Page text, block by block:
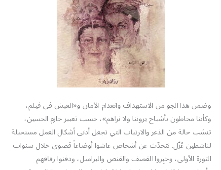
وضمن هذا الجو من الاستهداف وانعدام الأمان و«العيش في فيلم،
وكأننا محاطون بأشباح يروننا ولا نراهم»، حسب تعبير حازم الحسين،
تنشب حالة من الذعر والارتياب التي تجعل أدنى أشكال العمل مستحيلة
لناشطين عُزّل. نتحدّث عن أشخاص عاشوا أوضاعاً قصوى خلال سنوات
الثورة الأولى، وخبِروا القصف والقنص والبراميل، ودفنوا رفاقهم